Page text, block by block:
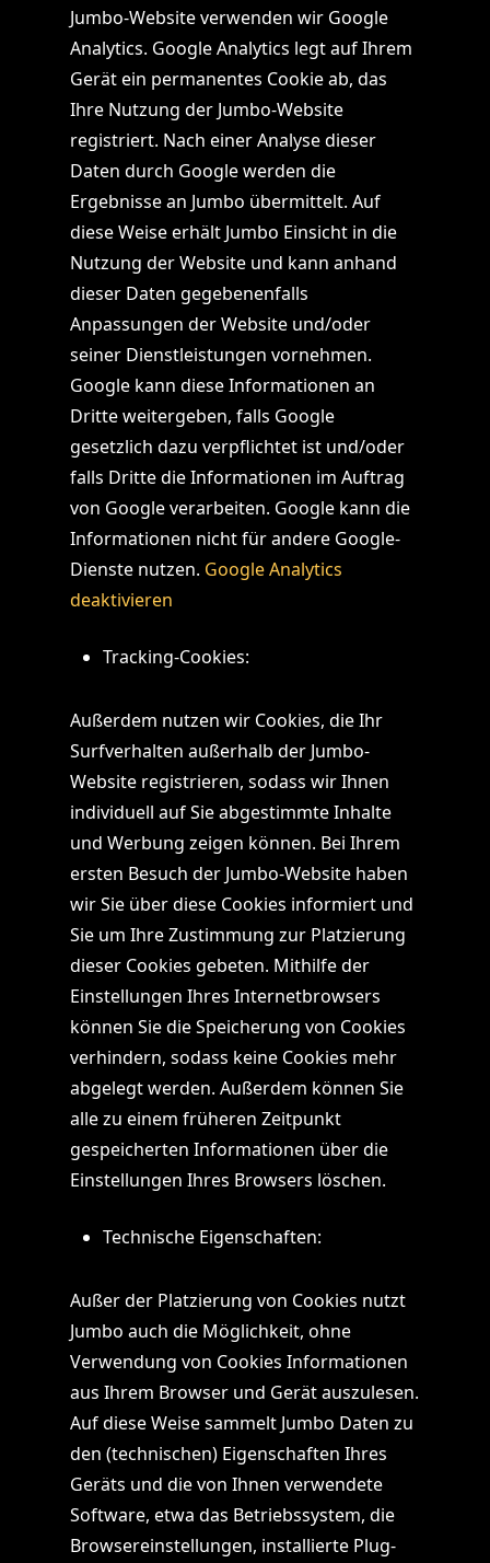
Jumbo-Website verwenden wir Google
Analytics. Google Analytics legt auf Ihrem
Gerät ein permanentes Cookie ab, das
Ihre Nutzung der Jumbo-Website
registriert. Nach einer Analyse dieser
Daten durch Google werden die
Ergebnisse an Jumbo übermittelt. Auf
diese Weise erhält Jumbo Einsicht in die
Nutzung der Website und kann anhand
dieser Daten gegebenenfalls
Anpassungen der Website und/oder
seiner Dienstleistungen vornehmen.
Google kann diese Informationen an
Dritte weitergeben, falls Google
gesetzlich dazu verpflichtet ist und/oder
falls Dritte die Informationen im Auftrag
von Google verarbeiten. Google kann die
Informationen nicht für andere Google-
Dienste nutzen. Google Analytics
deaktivieren
Tracking-Cookies:
Außerdem nutzen wir Cookies, die Ihr
Surfverhalten außerhalb der Jumbo-
Website registrieren, sodass wir Ihnen
individuell auf Sie abgestimmte Inhalte
und Werbung zeigen können. Bei Ihrem
ersten Besuch der Jumbo-Website haben
wir Sie über diese Cookies informiert und
Sie um Ihre Zustimmung zur Platzierung
dieser Cookies gebeten. Mithilfe der
Einstellungen Ihres Internetbrowsers
können Sie die Speicherung von Cookies
verhindern, sodass keine Cookies mehr
abgelegt werden. Außerdem können Sie
alle zu einem früheren Zeitpunkt
gespeicherten Informationen über die
Einstellungen Ihres Browsers löschen.
Technische Eigenschaften:
Außer der Platzierung von Cookies nutzt
Jumbo auch die Möglichkeit, ohne
Verwendung von Cookies Informationen
aus Ihrem Browser und Gerät auszulesen.
Auf diese Weise sammelt Jumbo Daten zu
den (technischen) Eigenschaften Ihres
Geräts und die von Ihnen verwendete
Software, etwa das Betriebssystem, die
Browsereinstellungen, installierte Plug-